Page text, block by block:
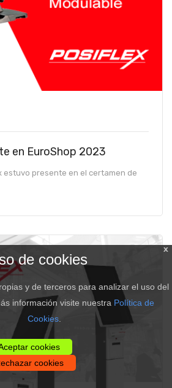
en EuroShop 2023
estuvo presente en el certamen de
x
de cookies
y de terceros para analizar el uso del
información visite nuestra Política de
Cookies.
cookies
cookies